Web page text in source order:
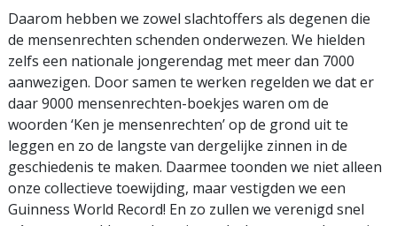
Daarom hebben we zowel slachtoffers als degenen die
de mensenrechten schenden onderwezen. We hielden
zelfs een nationale jongerendag met meer dan 7000
aanwezigen. Door samen te werken regelden we dat er
daar 9000 mensenrechten-boekjes waren om de
woorden ‘Ken je mensenrechten’ op de grond uit te
leggen en zo de langste van dergelijke zinnen in de
geschiedenis te maken. Daarmee toonden we niet alleen
onze collectieve toewijding, maar vestigden we een
Guinness World Record! En zo zullen we verenigd snel